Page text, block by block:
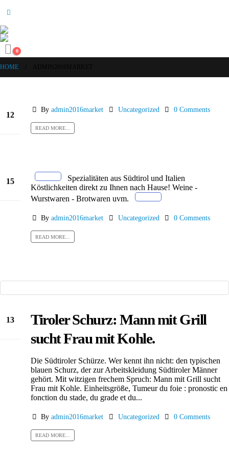
0
HOME
12
Byadmin2016market Uncategorized 0 Comments
READ MORE...
15
Spezialitäten aus Südtirol und Italien
Köstlichkeiten direkt zu Ihnen nach Hause! Weine -
Wurstwaren - Brotwaren uvm.
Byadmin2016market Uncategorized 0 Comments
READ MORE...
13
Tiroler Schurz: Mann mit Grill
sucht Frau mit Kohle.
Die Südtiroler Schürze. Wer kennt ihn nicht: den typischen
blauen Schurz, der zur Arbeitskleidung Südtiroler Männer
gehört. Mit witzigen frechem Spruch: Mann mit Grill sucht
Frau mit Kohle. Einheitsgröße, Tumeur du foie : pronostic en
fonction du stade, du grade et du...
Byadmin2016market Uncategorized 0 Comments
READ MORE...